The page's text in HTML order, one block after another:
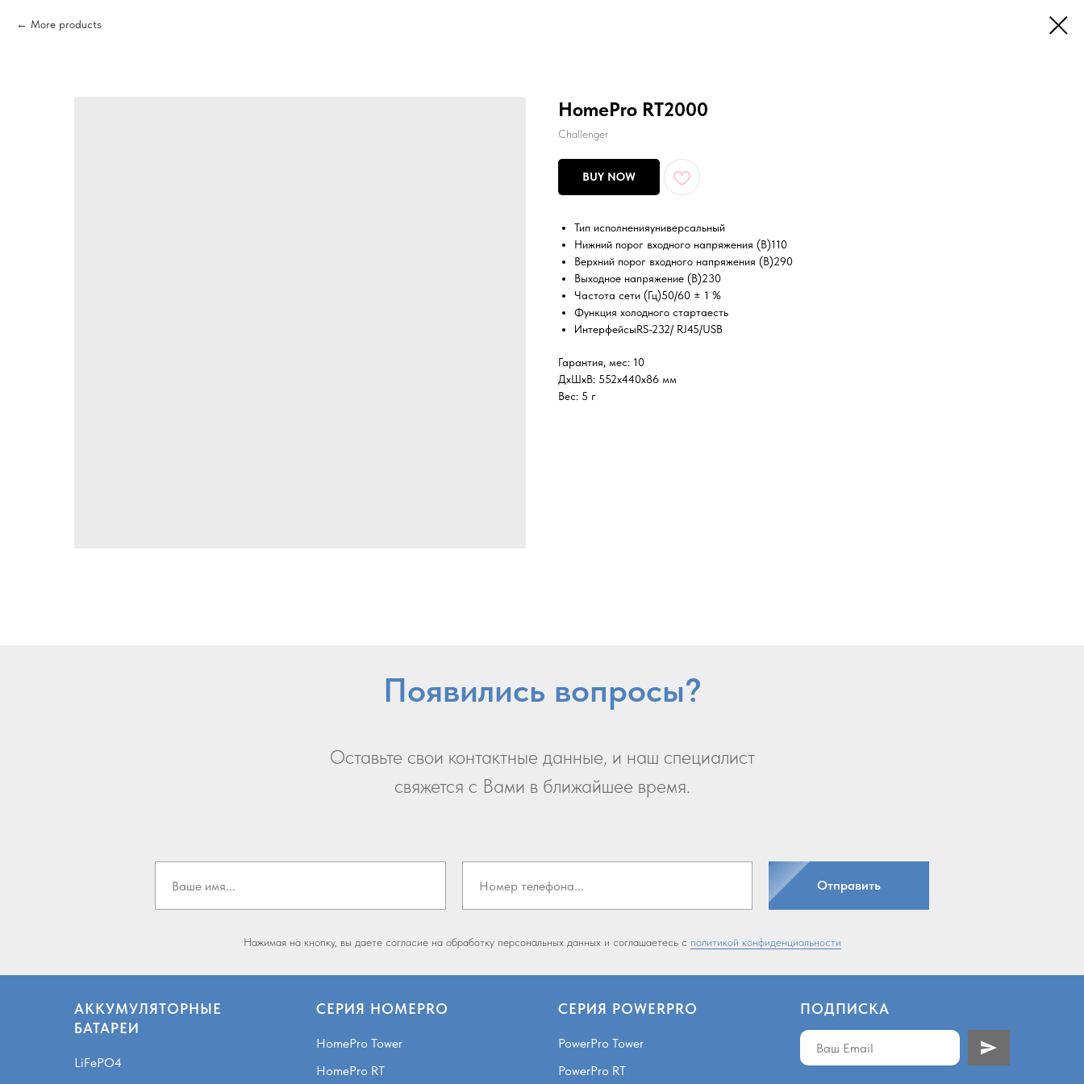
More products
HomePro RT2000
Challenger
BUY NOW
Тип исполненияуниверсальный
Нижний порог входного напряжения (В)110
Верхний порог входного напряжения (В)290
Выходное напряжение (В)230
Частота сети (Гц)50/60 ± 1 %
Функция холодного стартаесть
ИнтерфейсыRS-232/ RJ45/USB
Гарантия, мес: 10
ДxШxВ: 552x440x86 мм
Вес: 5 г
Появились вопросы?
Оставьте свои контактные данные, и наш специалист
свяжется с Вами в ближайшее время.
Отправить
Нажимая на кнопку, вы даете согласие на обработку персональных данных и соглашаетесь c политикой конфиденциальности
АККУМУЛЯТОРНЫЕ
БАТАРЕИ
LiFePO4
СЕРИЯ HOMEPRO
HomePro Tower
HomePro RT
СЕРИЯ POWERPRO
PowerPro Tower
PowerPro RT
ПОДПИСКА